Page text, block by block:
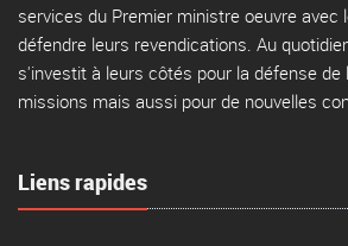
services du Premier ministre oeuvre avec
défendre leurs revendications. Au
s'investit à leurs côtés pour la défense de
missions mais aussi pour de nouvelles
Liens rapides